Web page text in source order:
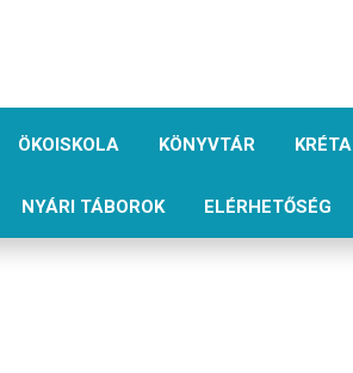
ÖKOISKOLA KÖNYVTÁR KRÉTA
NYÁRI TÁBOROK ELÉRHETŐSÉG